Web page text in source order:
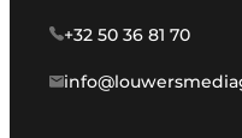
+32 50 36 81 70